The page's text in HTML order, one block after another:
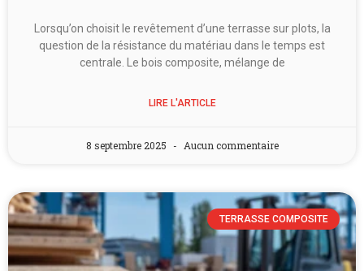
Lorsqu’on choisit le revêtement d’une terrasse sur plots, la
question de la résistance du matériau dans le temps est
centrale. Le bois composite, mélange de
LIRE L'ARTICLE
8 septembre 2025 Aucun commentaire
TERRASSE COMPOSITE